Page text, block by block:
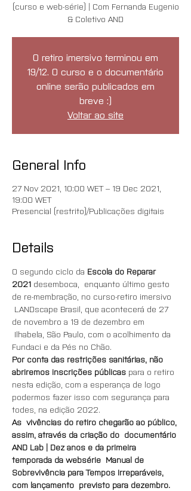
(curso e web-série) | Com Fernanda Eugenio
& Coletivo AND
O retiro imersivo terminou em
19/12. O curso e o documentário
online serão publicados em
breve :)
Voltar ao site
General Info
27 Nov 2021, 10:00 WET – 19 Dec 2021,
19:00 WET
Presencial (restrito)/Publicações digitais
Details
O segundo ciclo da Escola do Reparar
2021 desemboca,  enquanto último gesto
de re-membração, no curso-retiro imersivo
LANDscape Brasil, que acontecerá de 27
de novembro a 19 de dezembro em
Ilhabela, São Paulo, com o acolhimento da
Fundaci e da Pés no Chão.
Por conta das restrições sanitárias, não
abriremos inscrições públicas para o retiro
nesta edição, com a esperança de logo
podermos fazer isso com segurança para
todes, na edição 2022.
As  vivências do retiro chegarão ao público,
assim, através da criação do  documentário
AND Lab | Dez anos e da primeira
temporada da websérie  Manual de
Sobrevivência para Tempos Irreparáveis,
com lançamento  previsto para dezembro.